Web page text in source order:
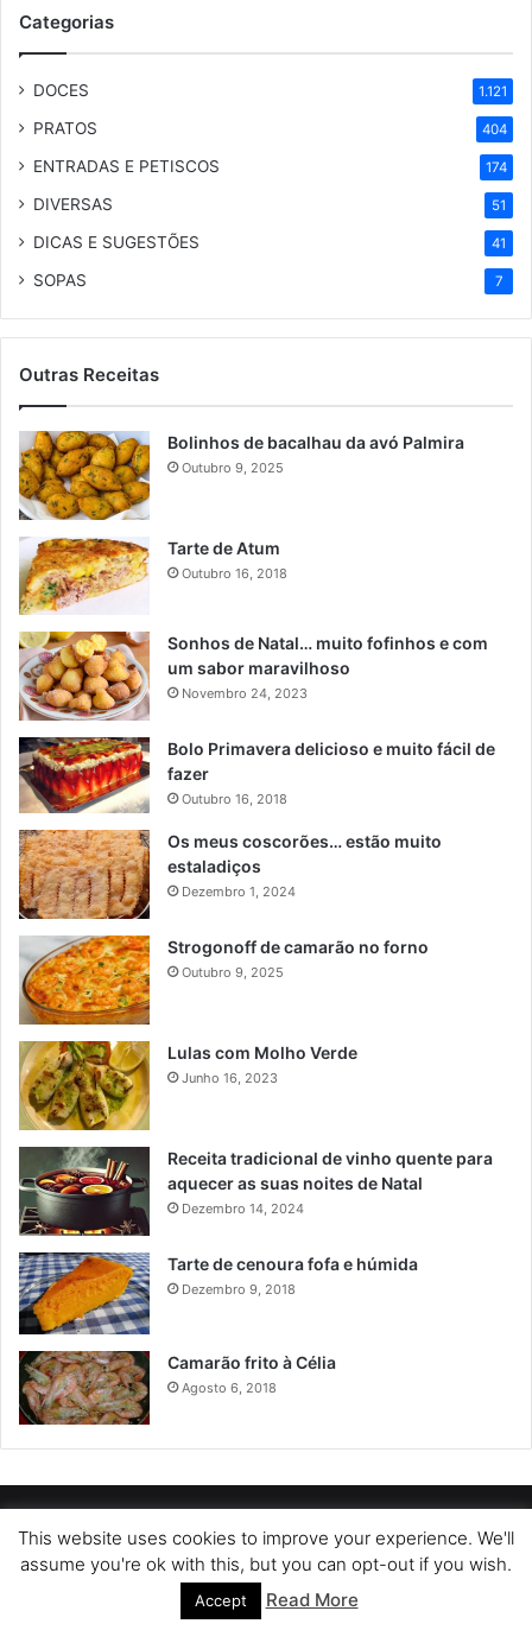
Categorias
DOCES 1.121
PRATOS 404
ENTRADAS E PETISCOS 174
DIVERSAS 51
DICAS E SUGESTÕES 41
SOPAS 7
Outras Receitas
Bolinhos de bacalhau da avó Palmira
Outubro 9, 2025
Tarte de Atum
Outubro 16, 2018
Sonhos de Natal… muito fofinhos e com
um sabor maravilhoso
Novembro 24, 2023
Bolo Primavera delicioso e muito fácil de
fazer
Outubro 16, 2018
Os meus coscorões… estão muito
estaladiços
Dezembro 1, 2024
Strogonoff de camarão no forno
Outubro 9, 2025
Lulas com Molho Verde
Junho 16, 2023
Receita tradicional de vinho quente para
aquecer as suas noites de Natal
Dezembro 14, 2024
Tarte de cenoura fofa e húmida
Dezembro 9, 2018
Camarão frito à Célia
Agosto 6, 2018
POLÍTICA DE PRIVACIDADE SOBRE NÓS
POLÍTICA DE COOKIES
TERMOS DE USO
This website uses cookies to improve your experience. We'll
assume you're ok with this, but you can opt-out if you wish.
Accept Read More